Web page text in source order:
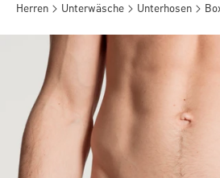
Herren Unterwäsche Unterhosen